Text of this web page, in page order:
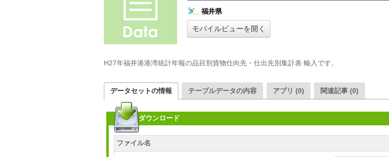
福井県
モバイルビューを開く
H27年福井港港湾統計年報の品目別貨物仕向先・仕出先別集計表 輸入です。
データセットの情報 テーブルデータの内容 アプリ (0) 関連記事 (0)
ダウンロード
ファイル名